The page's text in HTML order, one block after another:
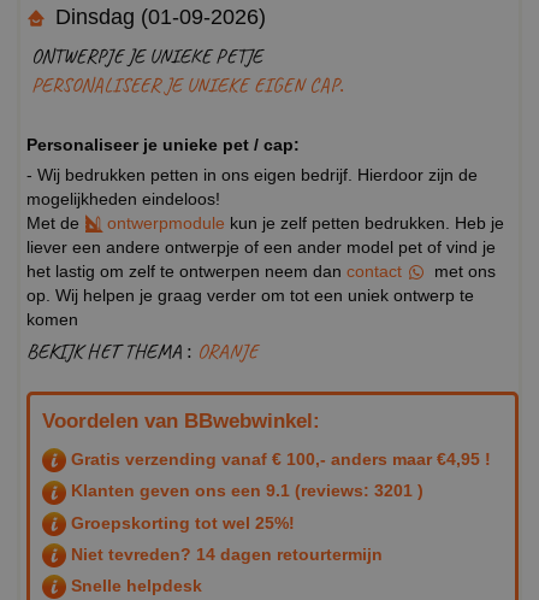
Dinsdag (01-09-2026)
ONTWERPJE JE UNIEKE PETJE
PERSONALISEER JE UNIEKE EIGEN CAP.
Personaliseer je unieke pet / cap:
- Wij bedrukken petten in ons eigen bedrijf. Hierdoor zijn de
mogelijkheden eindeloos!
Met de
ontwerpmodule kun je zelf petten bedrukken. Heb je
liever een andere ontwerpje of een ander model pet of vind je
het lastig om zelf te ontwerpen neem dan contact
met ons
op. Wij helpen je graag verder om tot een uniek ontwerp te
komen
BEKIJK HET THEMA : ORANJE
Voordelen van BBwebwinkel:
Gratis verzending vanaf € 100,- anders maar €4,95 !
Klanten geven ons een 9.1 (reviews: 3201 )
Groepskorting tot wel 25%!
Niet tevreden? 14 dagen retourtermijn
Snelle helpdesk